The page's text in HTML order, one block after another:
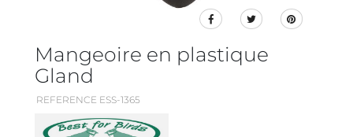
Mangeoire en plastique
Gland
REFERENCE ESS-1365